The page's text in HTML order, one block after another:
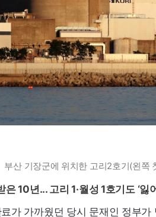
부산 기장군에 위치한 고리2호기(왼쪽
10년... 고리 1·월성 1호기도 ‘잃
가 가까웠던 당시 문재인 정부